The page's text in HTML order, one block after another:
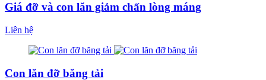
Giá đỡ và con lăn giảm chấn lòng máng
Liên hệ
Con lăn đỡ băng tải